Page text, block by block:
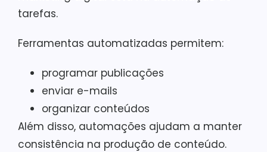
tarefas.
Ferramentas automatizadas permitem:
programar publicações
enviar e-mails
organizar conteúdos
Além disso, automações ajudam a manter
consistência na produção de conteúdo.